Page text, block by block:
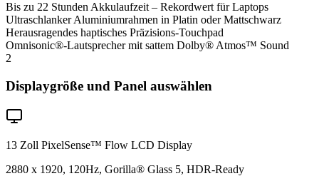
Bis zu 22 Stunden Akkulaufzeit – Rekordwert für Laptops
Ultraschlanker Aluminiumrahmen in Platin oder Mattschwarz
Herausragendes haptisches Präzisions-Touchpad
Omnisonic®-Lautsprecher mit sattem Dolby® Atmos™ Sound
2
Displaygröße und Panel auswählen
13 Zoll PixelSense™ Flow LCD Display
2880 x 1920, 120Hz, Gorilla® Glass 5, HDR-Ready